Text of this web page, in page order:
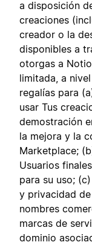
a disposición
creaciones
creador o la
disponibles a
otorgas a
limitada, a
regalías para
usar Tus
demostración
la mejora y la
Marketplace;
Usuarios
para su uso;
y privacidad
nombres
marcas de
dominio